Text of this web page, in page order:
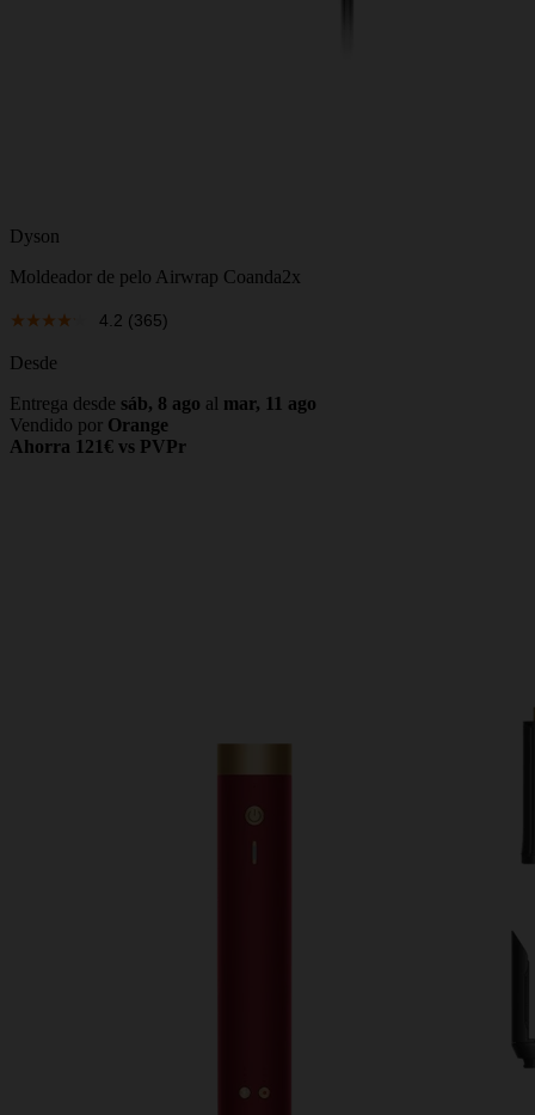
Dyson
Moldeador de pelo Airwrap Coanda2x
4.2 (365)
Desde
Entrega desde sáb, 8 ago al mar, 11 ago
Vendido por Orange
Ahorra 121€ vs PVPr